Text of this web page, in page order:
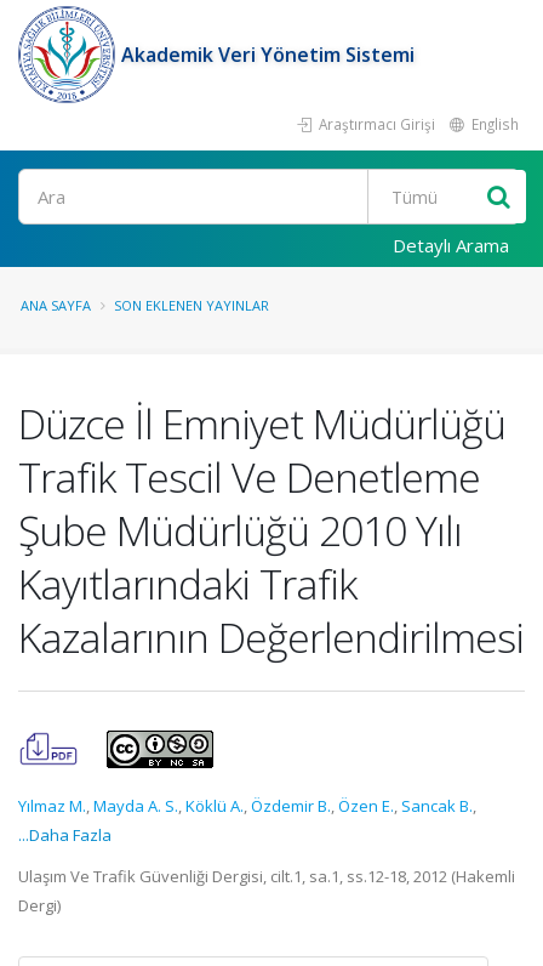
Akademik Veri Yönetim Sistemi
Araştırmacı Girişi English
Ara
Detaylı Arama
ANA SAYFA SON EKLENEN YAYINLAR
Düzce İl Emniyet Müdürlüğü
Trafik Tescil Ve Denetleme
Şube Müdürlüğü 2010 Yılı
Kayıtlarındaki Trafik
Kazalarının Değerlendirilmesi
Yılmaz M.,Mayda A. S.,Köklü A.,Özdemir B.,Özen E., Sancak B.,
...Daha Fazla
Ulaşım Ve Trafik Güvenliği Dergisi, cilt.1, sa.1, ss.12-18, 2012 (Hakemli
Dergi)